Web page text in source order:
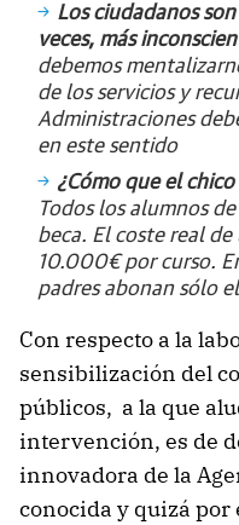
Los ciudadanos
veces, más
debemos
de los servicios y
Administraciones
en este sentido
¿Cómo que el
Todos los alumnos
beca. El coste real
10.000€ por curso.
padres abonan sólo
Con respecto a la
sensibilización del
públicos, a la que
intervención, es de
innovadora de la
conocida y quizá por